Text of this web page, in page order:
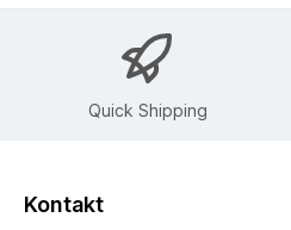
Quick Shipping
Kontakt